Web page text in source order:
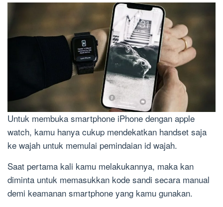
Untuk membuka smartphone iPhone dengan apple
watch, kamu hanya cukup mendekatkan handset saja
ke wajah untuk memulai pemindaian id wajah.
Saat pertama kali kamu melakukannya, maka kan
diminta untuk memasukkan kode sandi secara manual
demi keamanan smartphone yang kamu gunakan.